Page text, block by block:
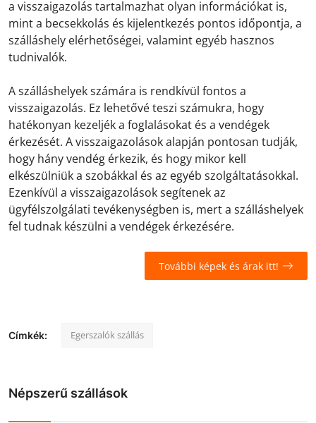
a visszaigazolás tartalmazhat olyan információkat is,
mint a becsekkolás és kijelentkezés pontos időpontja, a
szálláshely elérhetőségei, valamint egyéb hasznos
tudnivalók.
A szálláshelyek számára is rendkívül fontos a
visszaigazolás. Ez lehetővé teszi számukra, hogy
hatékonyan kezeljék a foglalásokat és a vendégek
érkezését. A visszaigazolások alapján pontosan tudják,
hogy hány vendég érkezik, és hogy mikor kell
elkészülniük a szobákkal és az egyéb szolgáltatásokkal.
Ezenkívül a visszaigazolások segítenek az
ügyfélszolgálati tevékenységben is, mert a szálláshelyek
fel tudnak készülni a vendégek érkezésére.
További képek és árak itt!
Címkék: Egerszalók szállás
Népszerű szállások